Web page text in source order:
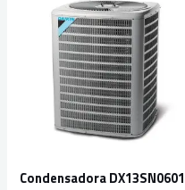
Condensadora DX13SN0601